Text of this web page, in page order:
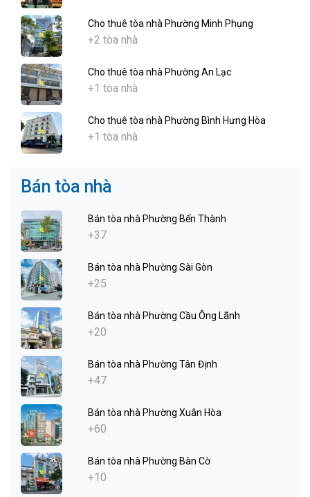
Cho thuê tòa nhà Phường Minh Phụng
+2 tòa nhà
Cho thuê tòa nhà Phường An Lạc
+1 tòa nhà
Cho thuê tòa nhà Phường Bình Hưng Hòa
+1 tòa nhà
Bán tòa nhà
Bán tòa nhà Phường Bến Thành
+37
Bán tòa nhà Phường Sài Gòn
+25
Bán tòa nhà Phường Cầu Ông Lãnh
+20
Bán tòa nhà Phường Tân Định
+47
Bán tòa nhà Phường Xuân Hòa
+60
Bán tòa nhà Phường Bàn Cờ
+10